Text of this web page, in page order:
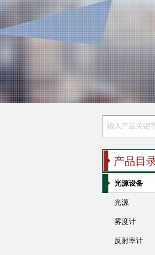
产品目
光源设备
光源
雾度计
反射率计